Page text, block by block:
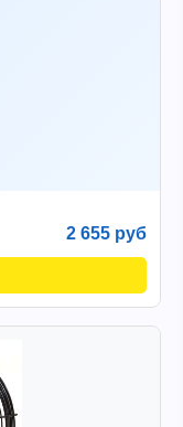
2 655 руб